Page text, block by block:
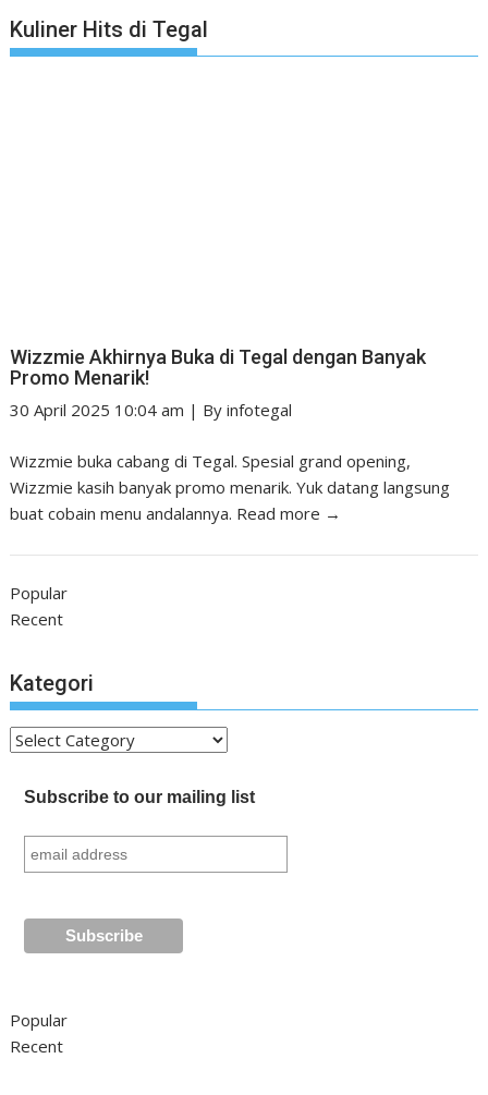
Kuliner Hits di Tegal
Wizzmie Akhirnya Buka di Tegal dengan Banyak
Promo Menarik!
30 April 2025 10:04 am | Byinfotegal
Wizzmie buka cabang di Tegal. Spesial grand opening,
Wizzmie kasih banyak promo menarik. Yuk datang langsung
buat cobain menu andalannya. Read more →
Popular
Recent
Kategori
Kategori
Subscribe to our mailing list
Popular
Recent